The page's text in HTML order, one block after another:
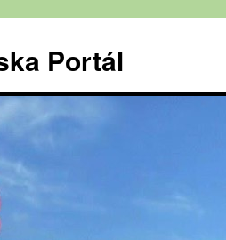
Portál